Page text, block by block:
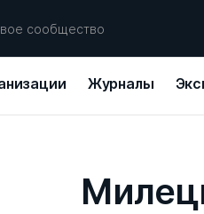
сообщество
Журналы